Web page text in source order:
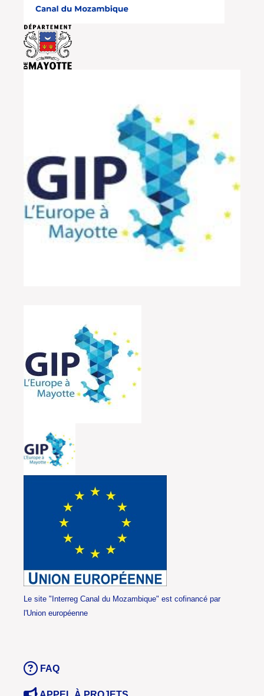
Le site "Interreg Canal du Mozambique" est cofinancé par
l'Union européenne
FAQ